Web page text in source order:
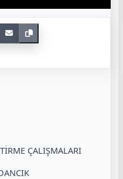
ÇALIŞMALARI